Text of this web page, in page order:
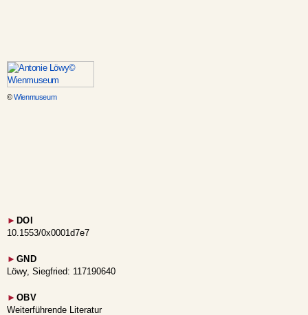
©Wienmuseum
► DOI
10.1553/0x0001d7e7
► GND
Löwy, Siegfried: 117190640
► OBV
Weiterführende Literatur